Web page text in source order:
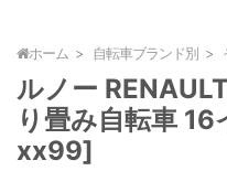
ホーム 自転車ブランド別
ルノー
り畳み自転車
xx99]